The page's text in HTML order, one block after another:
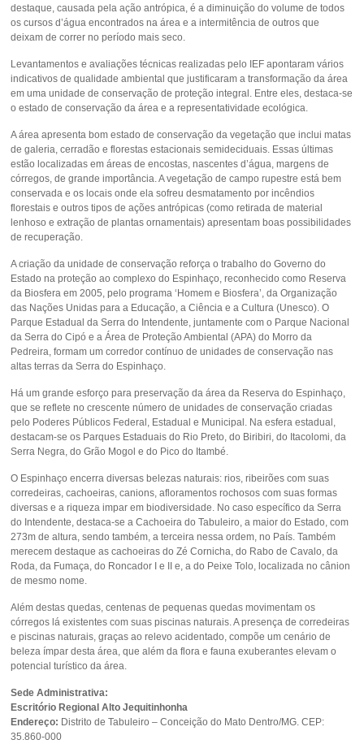
destaque, causada pela ação antrópica, é a diminuição do volume de todos
os cursos d’água encontrados na área e a intermitência de outros que
deixam de correr no período mais seco.
Levantamentos e avaliações técnicas realizadas pelo IEF apontaram vários
indicativos de qualidade ambiental que justificaram a transformação da área
em uma unidade de conservação de proteção integral. Entre eles, destaca-se
o estado de conservação da área e a representatividade ecológica.
A área apresenta bom estado de conservação da vegetação que inclui matas
de galeria, cerradão e florestas estacionais semideciduais. Essas últimas
estão localizadas em áreas de encostas, nascentes d’água, margens de
córregos, de grande importância. A vegetação de campo rupestre está bem
conservada e os locais onde ela sofreu desmatamento por incêndios
florestais e outros tipos de ações antrópicas (como retirada de material
lenhoso e extração de plantas ornamentais) apresentam boas possibilidades
de recuperação.
A criação da unidade de conservação reforça o trabalho do Governo do
Estado na proteção ao complexo do Espinhaço, reconhecido como Reserva
da Biosfera em 2005, pelo programa ‘Homem e Biosfera’, da Organização
das Nações Unidas para a Educação, a Ciência e a Cultura (Unesco). O
Parque Estadual da Serra do Intendente, juntamente com o Parque Nacional
da Serra do Cipó e a Área de Proteção Ambiental (APA) do Morro da
Pedreira, formam um corredor contínuo de unidades de conservação nas
altas terras da Serra do Espinhaço.
Há um grande esforço para preservação da área da Reserva do Espinhaço,
que se reflete no crescente número de unidades de conservação criadas
pelo Poderes Públicos Federal, Estadual e Municipal. Na esfera estadual,
destacam-se os Parques Estaduais do Rio Preto, do Biribiri, do Itacolomi, da
Serra Negra, do Grão Mogol e do Pico do Itambé.
O Espinhaço encerra diversas belezas naturais: rios, ribeirões com suas
corredeiras, cachoeiras, canions, afloramentos rochosos com suas formas
diversas e a riqueza impar em biodiversidade. No caso específico da Serra
do Intendente, destaca-se a Cachoeira do Tabuleiro, a maior do Estado, com
273m de altura, sendo também, a terceira nessa ordem, no País. Também
merecem destaque as cachoeiras do Zé Cornicha, do Rabo de Cavalo, da
Roda, da Fumaça, do Roncador I e II e, a do Peixe Tolo, localizada no cânion
de mesmo nome.
Além destas quedas, centenas de pequenas quedas movimentam os
córregos lá existentes com suas piscinas naturais. A presença de corredeiras
e piscinas naturais, graças ao relevo acidentado, compõe um cenário de
beleza ímpar desta área, que além da flora e fauna exuberantes elevam o
potencial turístico da área.
Sede Administrativa:
Escritório Regional Alto Jequitinhonha
Endereço: Distrito de Tabuleiro – Conceição do Mato Dentro/MG. CEP:
35.860-000